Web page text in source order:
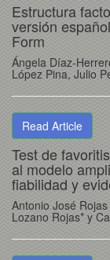
Estructura
versión
Form
Ángela Díaz-
López Pina, Julio
Read Article
Test de
al modelo
fiabilidad y
Antonio José
Lozano Rojas* y